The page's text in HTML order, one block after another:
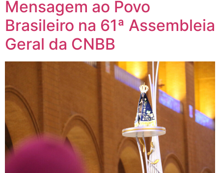
Mensagem ao Povo
Brasileiro na 61ª Assembleia
Geral da CNBB